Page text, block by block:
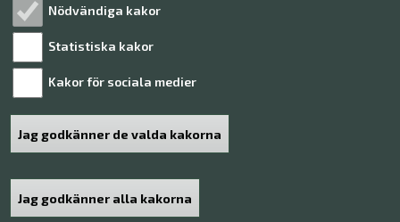
Nödvändiga kakor
Statistiska kakor
Kakor för sociala medier
Jag godkänner de valda kakorna
Jag godkänner alla kakorna
Återkalla samtycke
Behandling av personuppgifter
Sidkarta